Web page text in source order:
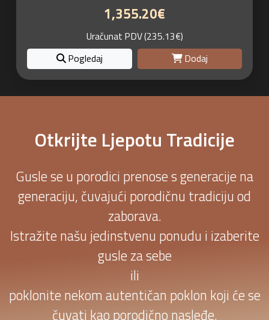
1,355.20€
Uračunat PDV (235.13€)
Pogledaj
Dodaj
Otkrijte Ljepotu Tradicije
Gusle se u porodici prenose s generacije na
generaciju, čuvajući porodičnu tradiciju od
zaborava.
Istražite našu jedinstvenu ponudu i izaberite
gusle za sebe
ili
poklonite nekom autentičan poklon koji će se
čuvati kao porodično nasleđe.